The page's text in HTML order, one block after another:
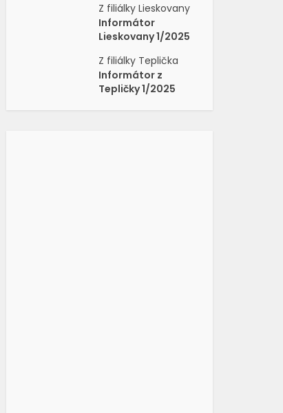
Z filiálky Lieskovany
Informátor
Lieskovany 1/2025
Z filiálky Teplička
Informátor z
Tepličky 1/2025